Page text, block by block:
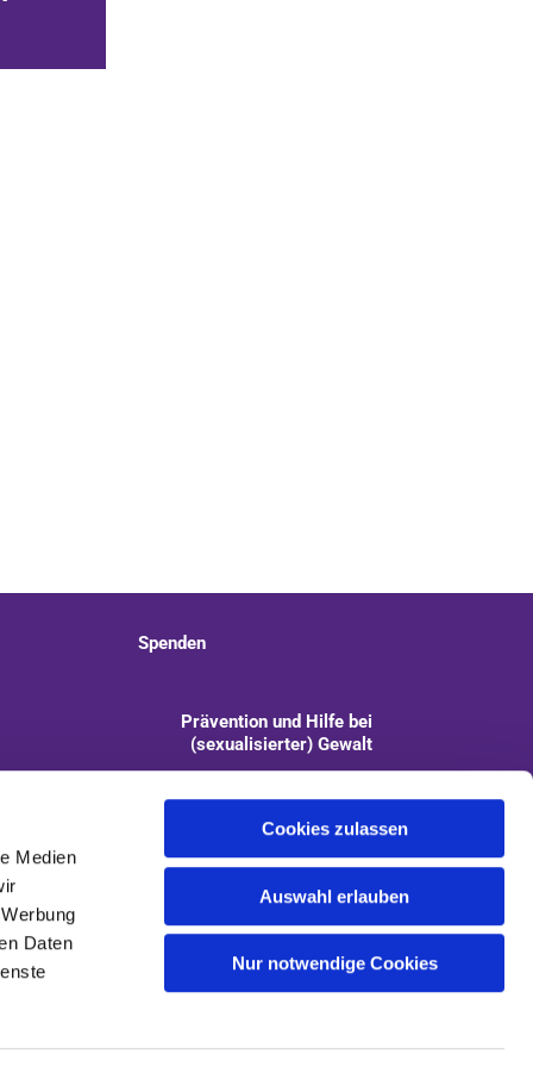
Medien
Daten
Cookies zulassen
Auswahl erlauben
Nur notwendige Cookies
Spenden
Prävention und Hilfe bei
(sexualisierter) Gewalt
info@kirchengemeinde-staaken.de